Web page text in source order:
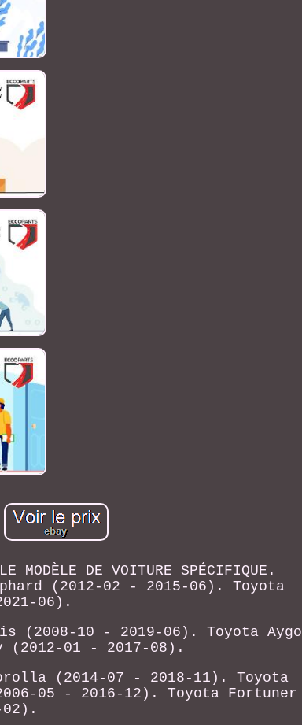
MODÈLE DE VOITURE SPÉCIFIQUE.
(2012-02 - 2015-06). Toyota
06).
(2008-10 - 2019-06). Toyota Aygo
(2012-01 - 2017-08).
(2014-07 - 2018-11). Toyota
05 - 2016-12). Toyota Fortuner